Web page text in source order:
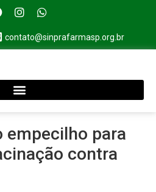
contato@sinprafarmasp.org.br
empecilho para
contra